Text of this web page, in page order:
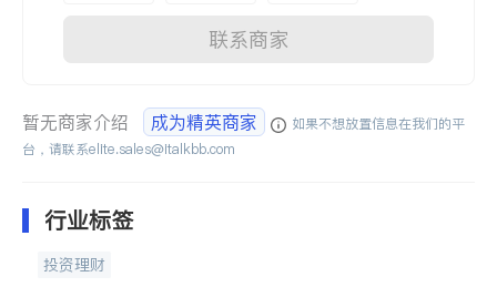
联系商家
暂无商家介绍 成为精英商家
如果不想放置信息在我们的平
台，请联系elite.sales@italkbb.com
行业标签
投资理财